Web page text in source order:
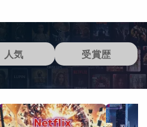
人気 受賞歴